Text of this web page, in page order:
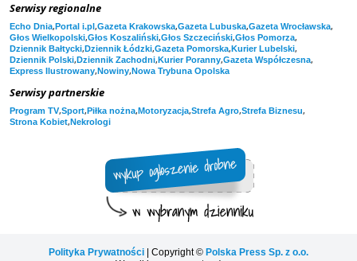
Serwisy regionalne
Echo Dnia,Portal i.pl,Gazeta Krakowska,Gazeta Lubuska,Gazeta Wrocławska,
Głos Wielkopolski,Głos Koszaliński,Głos Szczeciński,Głos Pomorza,
Dziennik Bałtycki,Dziennik Łódzki,Gazeta Pomorska,Kurier Lubelski,
Dziennik Polski,Dziennik Zachodni,Kurier Poranny,Gazeta Współczesna,
Express Ilustrowany,Nowiny,Nowa Trybuna Opolska
Serwisy partnerskie
Program TV,Sport,Piłka nożna,Motoryzacja,Strefa Agro,Strefa Biznesu,
Strona Kobiet,Nekrologi
Polityka Prywatności | Copyright © Polska Press Sp. z o.o.